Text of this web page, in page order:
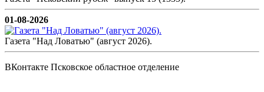
01-08-2026
Газета "Над Ловатью" (август 2026).
ВКонтакте Псковское областное отделение